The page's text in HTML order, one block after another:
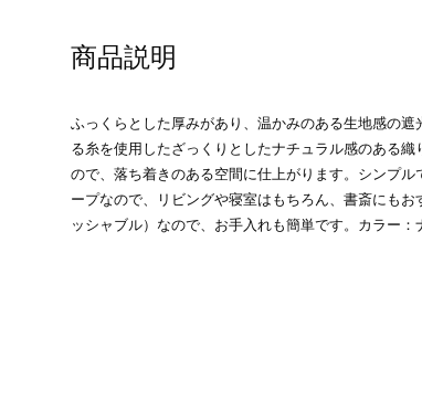
商品説明
ふっくらとした厚みがあり、温かみのある生地感の
る糸を使用したざっくりとしたナチュラル感のある
ので、落ち着きのある空間に仕上がります。シンプ
ープなので、リビングや寝室はもちろん、書斎にも
ッシャブル）なので、お手入れも簡単です。カラー